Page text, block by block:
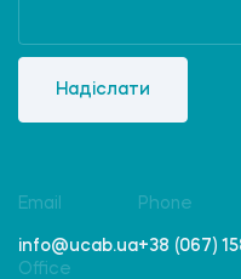
Надіслати
Email
info@ucab.ua
Phone
+38 (067)
Office